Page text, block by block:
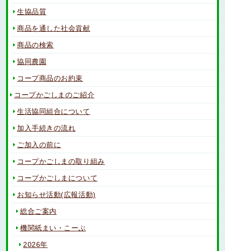
生協品質
商品を通した社会貢献
商品の検索
協同農園
コープ商品のお約束
コープかごしまのご紹介
生活協同組合について
加入手続きの流れ
ご加入の前に
コープかごしまの取り組み
コープかごしまについて
お知らせ活動(広報活動)
総合ご案内
機関紙まい・こーぷ
2026年